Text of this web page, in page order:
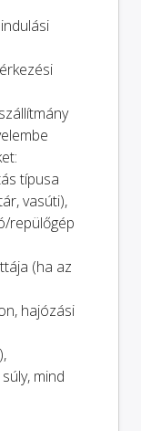
típusa
vasúti),
repülőgép
(ha az
hajózási
mind